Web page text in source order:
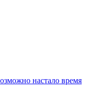
настало время